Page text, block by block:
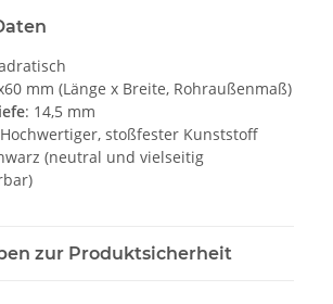
mm (Länge x Breite, Rohraußenmaß)
: 14,5 mm
stoßfester Kunststoff
(neutral und vielseitig
zur Produktsicherheit